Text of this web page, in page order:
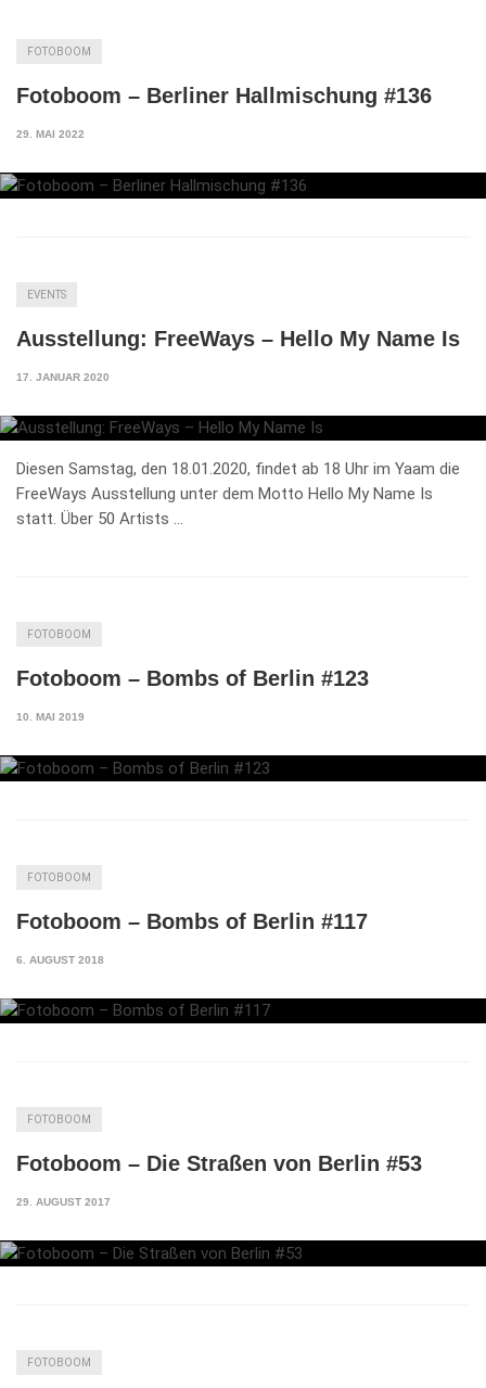
FOTOBOOM
Fotoboom – Berliner Hallmischung #136
29. MAI 2022
EVENTS
Ausstellung: FreeWays – Hello My Name Is
17. JANUAR 2020
Diesen Samstag, den 18.01.2020, findet ab 18 Uhr im Yaam die
FreeWays Ausstellung unter dem Motto Hello My Name Is
statt. Über 50 Artists …
FOTOBOOM
Fotoboom – Bombs of Berlin #123
10. MAI 2019
FOTOBOOM
Fotoboom – Bombs of Berlin #117
6. AUGUST 2018
FOTOBOOM
Fotoboom – Die Straßen von Berlin #53
29. AUGUST 2017
FOTOBOOM